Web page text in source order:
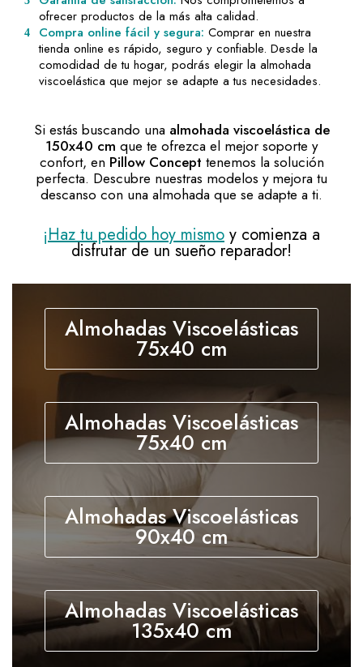
ofrecer productos de la más alta calidad.
Compra online fácil y segura: Comprar en nuestra
tienda online es rápido, seguro y confiable. Desde la
comodidad de tu hogar, podrás elegir la almohada
viscoelástica que mejor se adapte a tus necesidades.
Si estás buscando una almohada viscoelástica de
150x40 cm que te ofrezca el mejor soporte y
confort, en Pillow Concept tenemos la solución
perfecta. Descubre nuestras modelos y mejora tu
descanso con una almohada que se adapte a ti.
¡Haz tu pedido hoy mismo y comienza a
disfrutar de un sueño reparador!
Almohadas Viscoelásticas
75x40 cm
Almohadas Viscoelásticas
75x40 cm
Almohadas Viscoelásticas
90x40 cm
Almohadas Viscoelásticas
135x40 cm